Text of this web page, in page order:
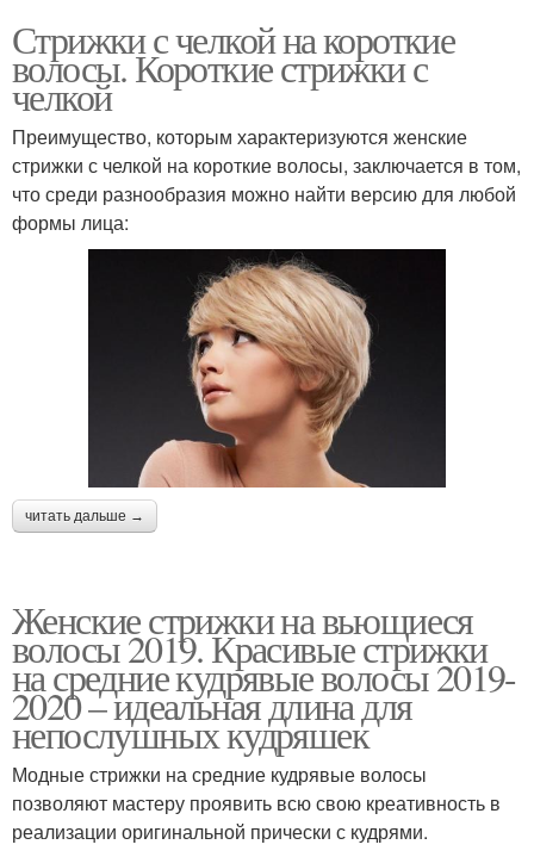
Стрижки с челкой на короткие
волосы. Короткие стрижки с
челкой
Преимущество, которым характеризуются женские
стрижки с челкой на короткие волосы, заключается в том,
что среди разнообразия можно найти версию для любой
формы лица:
читать дальше →
Женские стрижки на вьющиеся
волосы 2019. Красивые стрижки
на средние кудрявые волосы 2019-
2020 – идеальная длина для
непослушных кудряшек
Модные стрижки на средние кудрявые волосы
позволяют мастеру проявить всю свою креативность в
реализации оригинальной прически с кудрями.